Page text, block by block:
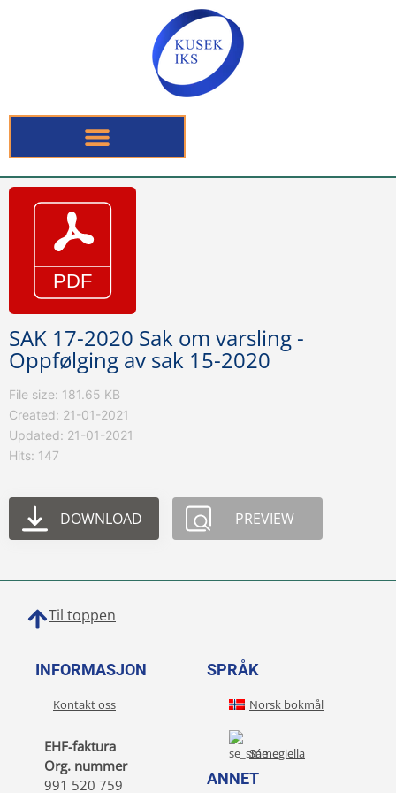
SAK 17-2020 Sak om varsling -
Oppfølging av sak 15-2020
File size: 181.65 KB
Created: 21-01-2021
Updated: 21-01-2021
Hits: 147
DOWNLOAD PREVIEW
Til toppen
INFORMASJON
Kontakt oss
EHF-faktura
Org. nummer
991 520 759
SPRÅK
Norsk bokmål
Sámegiella
ANNET